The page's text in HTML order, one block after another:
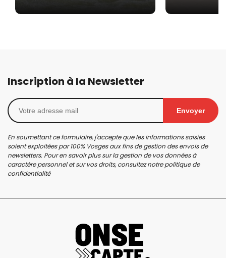
Inscription à la Newsletter
Envoyer
En soumettant ce formulaire, j'accepte que les informations saisies
soient exploitées par 100% Vosges aux fins de gestion des envois de
newsletters. Pour en savoir plus sur la gestion de vos données à
caractère personnel et sur vos droits, consultez notrepolitique de
confidentialité